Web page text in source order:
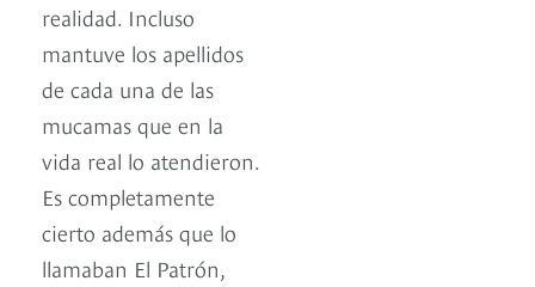
realidad. Incluso
mantuve los apellidos
de cada una de las
mucamas que en la
vida real lo atendieron.
Es completamente
cierto además que lo
llamaban El Patrón,